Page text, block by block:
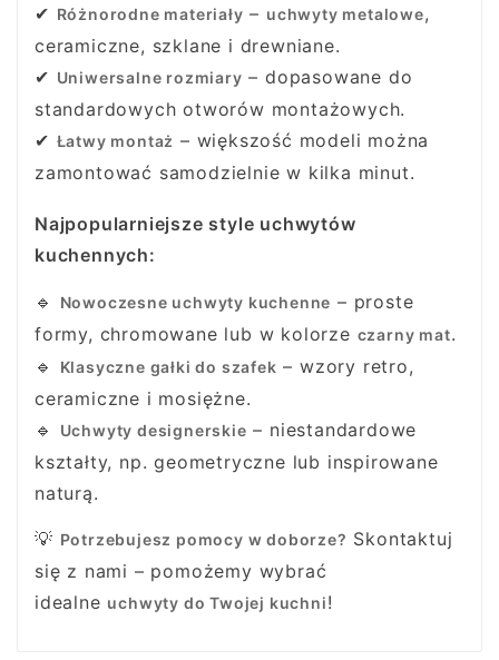
✔ Różnorodne materiały – uchwyty metalowe,
ceramiczne, szklane i drewniane.
✔ Uniwersalne rozmiary – dopasowane do
standardowych otworów montażowych.
✔ Łatwy montaż – większość modeli można
zamontować samodzielnie w kilka minut.
Najpopularniejsze style uchwytów
kuchennych:
🔹 Nowoczesne uchwyty kuchenne – proste
formy, chromowane lub w kolorze czarny mat.
🔹
Klasyczne gałki do szafek – wzory retro,
ceramiczne i mosiężne.
🔹
Uchwyty designerskie – niestandardowe
kształty, np. geometryczne lub inspirowane
naturą.
💡 Potrzebujesz pomocy w doborze? Skontaktuj
się z nami – pomożemy wybrać
idealne uchwyty do Twojej kuchni!